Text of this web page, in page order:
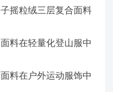
摇粒绒三层复合面料
料在轻量化登山服中
料在户外运动服饰中